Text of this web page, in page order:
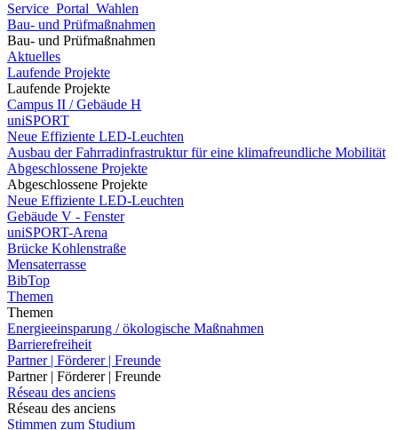
Service_Portal_Wahlen
Bau- und Prüfmaßnahmen
Bau- und Prüfmaßnahmen
Aktuelles
Laufende Projekte
Laufende Projekte
Campus II / Gebäude H
uniSPORT
Neue Effiziente LED-Leuchten
Ausbau der Fahrradinfrastruktur für eine klimafreundliche Mobilität
Abgeschlossene Projekte
Abgeschlossene Projekte
Neue Effiziente LED-Leuchten
Gebäude V - Fenster
uniSPORT-Arena
Brücke Kohlenstraße
Mensaterrasse
BibTop
Themen
Themen
Energieeinsparung / ökologische Maßnahmen
Barrierefreiheit
Partner | Förderer | Freunde
Partner | Förderer | Freunde
Réseau des anciens
Réseau des anciens
Stimmen zum Studium